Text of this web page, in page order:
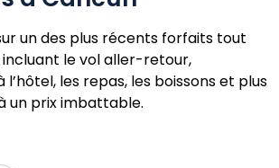
un des plus récents forfaits tout
incluant le vol aller-retour,
l’hôtel, les repas, les boissons et plus
un prix imbattable.